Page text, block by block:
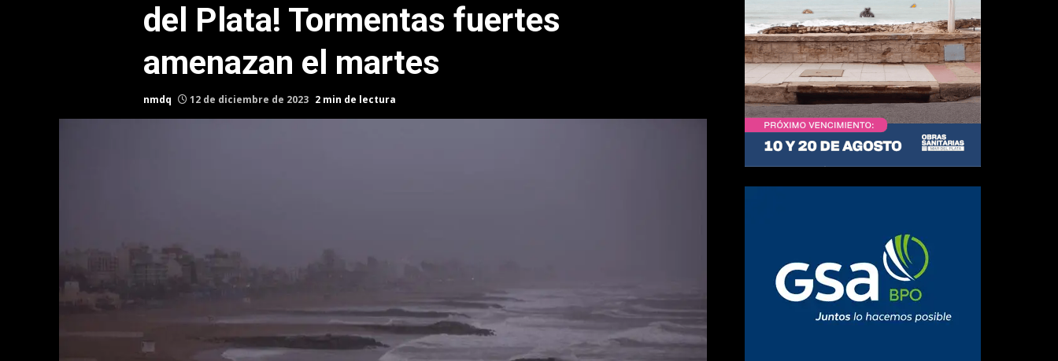
del Plata! Tormentas fuertes
amenazan el martes
nmdq 12 de diciembre de 2023 2 min de lectura